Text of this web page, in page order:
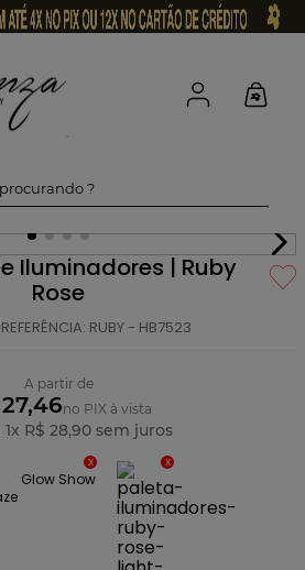
?
Iluminadores | Ruby
Rose
REFERÊNCIA: RUBY - HB7523
A partir de
no PIX à vista
1x R$ 28,90sem juros
Glow Show